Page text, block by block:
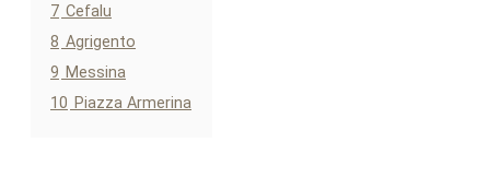
7 Cefalu
8 Agrigento
9 Messina
10 Piazza Armerina